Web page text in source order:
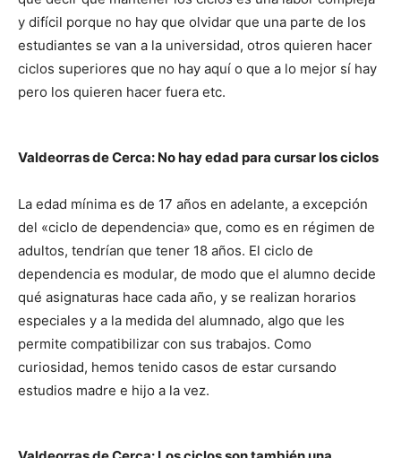
y difícil porque no hay que olvidar que una parte de los
estudiantes se van a la universidad, otros quieren hacer
ciclos superiores que no hay aquí o que a lo mejor sí hay
pero los quieren hacer fuera etc.
Valdeorras de Cerca: No hay edad para cursar los ciclos
La edad mínima es de 17 años en adelante, a excepción
del «ciclo de dependencia» que, como es en régimen de
adultos, tendrían que tener 18 años. El ciclo de
dependencia es modular, de modo que el alumno decide
qué asignaturas hace cada año, y se realizan horarios
especiales y a la medida del alumnado, algo que les
permite compatibilizar con sus trabajos. Como
curiosidad, hemos tenido casos de estar cursando
estudios madre e hijo a la vez.